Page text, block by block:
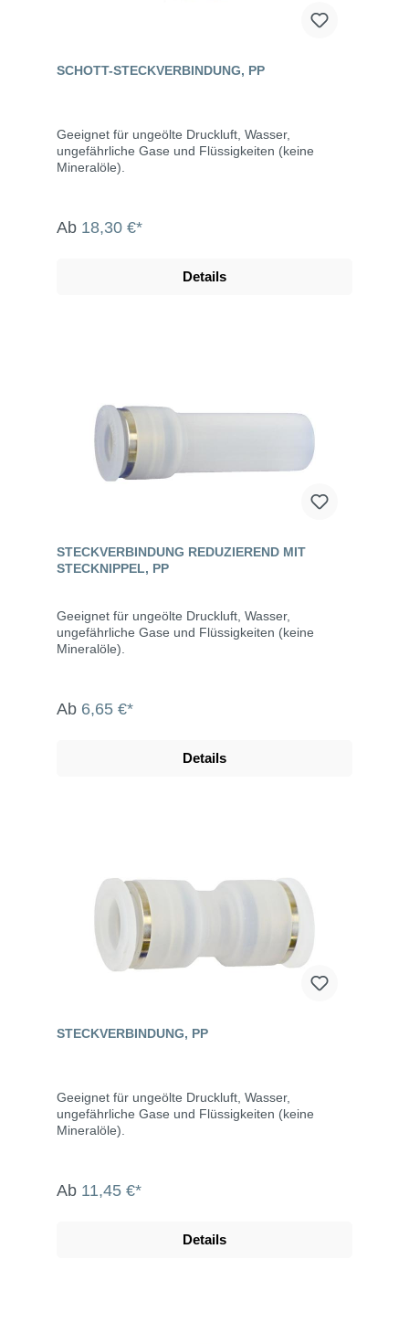
SCHOTT-STECKVERBINDUNG, PP
Geeignet für ungeölte Druckluft, Wasser,
ungefährliche Gase und Flüssigkeiten (keine
Mineralöle).
Ab 18,30 €*
Details
STECKVERBINDUNG REDUZIEREND MIT
STECKNIPPEL, PP
Geeignet für ungeölte Druckluft, Wasser,
ungefährliche Gase und Flüssigkeiten (keine
Mineralöle).
Ab 6,65 €*
Details
STECKVERBINDUNG, PP
Geeignet für ungeölte Druckluft, Wasser,
ungefährliche Gase und Flüssigkeiten (keine
Mineralöle).
Ab 11,45 €*
Details